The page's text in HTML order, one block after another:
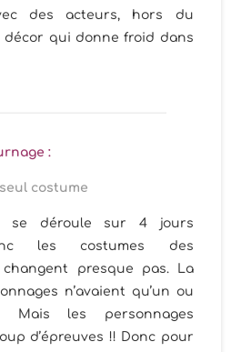
des acteurs, hors du
décor qui donne froid dans
:
costume
se déroule sur 4 jours
les costumes des
presque pas. La
n’avaient qu’un ou
Mais les personnages
d’épreuves !! Donc pour